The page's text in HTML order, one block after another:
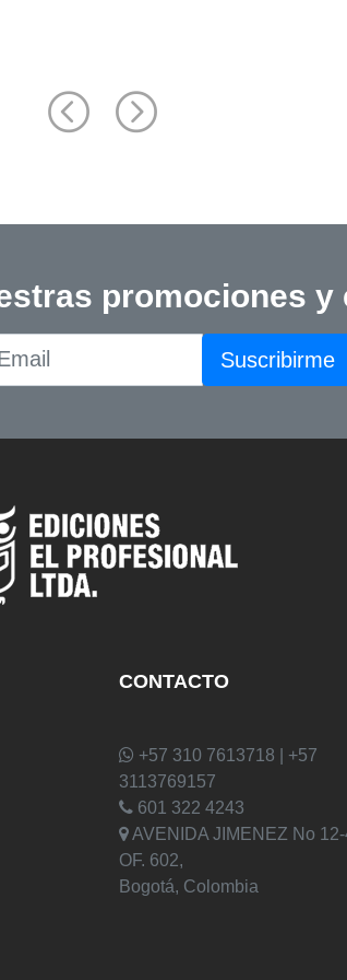
promociones y
Suscribirme
CONTACTO
+57 310 7613718 | +57
3113769157
601 322 4243
AVENIDA JIMENEZ No
OF. 602,
Bogotá, Colombia